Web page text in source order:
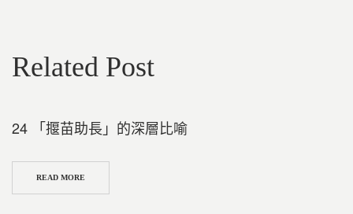
Related Post
24 「揠苗助長」的深層比喻
READ MORE